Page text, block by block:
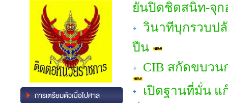
ยันปิดชิดสนิท-จุก
วินาทีบุกรวบป
ปืน
CIB สกัดขบวน
เปิดฐานที่มั่น แ